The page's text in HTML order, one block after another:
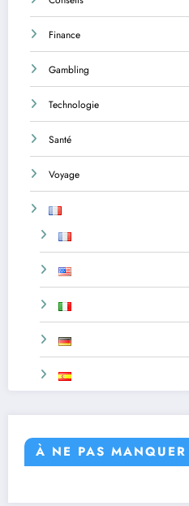
Finance
Gambling
Technologie
Santé
Voyage
À NE PAS MANQUER